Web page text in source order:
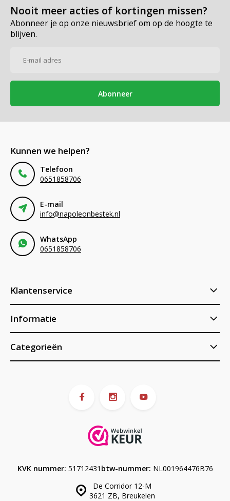
Nooit meer acties of kortingen missen?
Abonneer je op onze nieuwsbrief om op de hoogte te
blijven.
Abonneer
Kunnen we helpen?
Telefoon
0651858706
E-mail
info@napoleonbestek.nl
WhatsApp
0651858706
Klantenservice
Informatie
Categorieën
De Corridor 12-M
3621 ZB, Breukelen
KVK nummer: 51712431 btw-nummer: NL001964476B76